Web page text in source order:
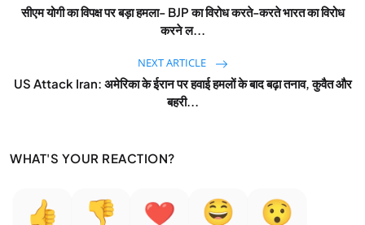
सीएम योगी का विपक्ष पर बड़ा हमला- BJP का विरोध करते-करते भारत का विरोध
करने ल...
NEXT ARTICLE
US Attack Iran: अमेरिका के ईरान पर हवाई हमलों के बाद बढ़ा तनाव, कुवैत और
बहरी...
WHAT'S YOUR REACTION?